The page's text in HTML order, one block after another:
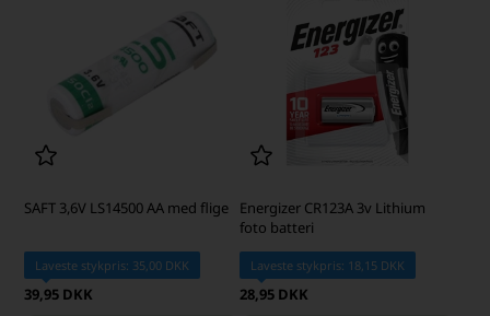
SAFT 3,6V LS14500 AA med flige
Laveste stykpris: 35,00 DKK
39,95 DKK
Energizer CR123A 3v Lithium
foto batteri
Laveste stykpris: 18,15 DKK
28,95 DKK